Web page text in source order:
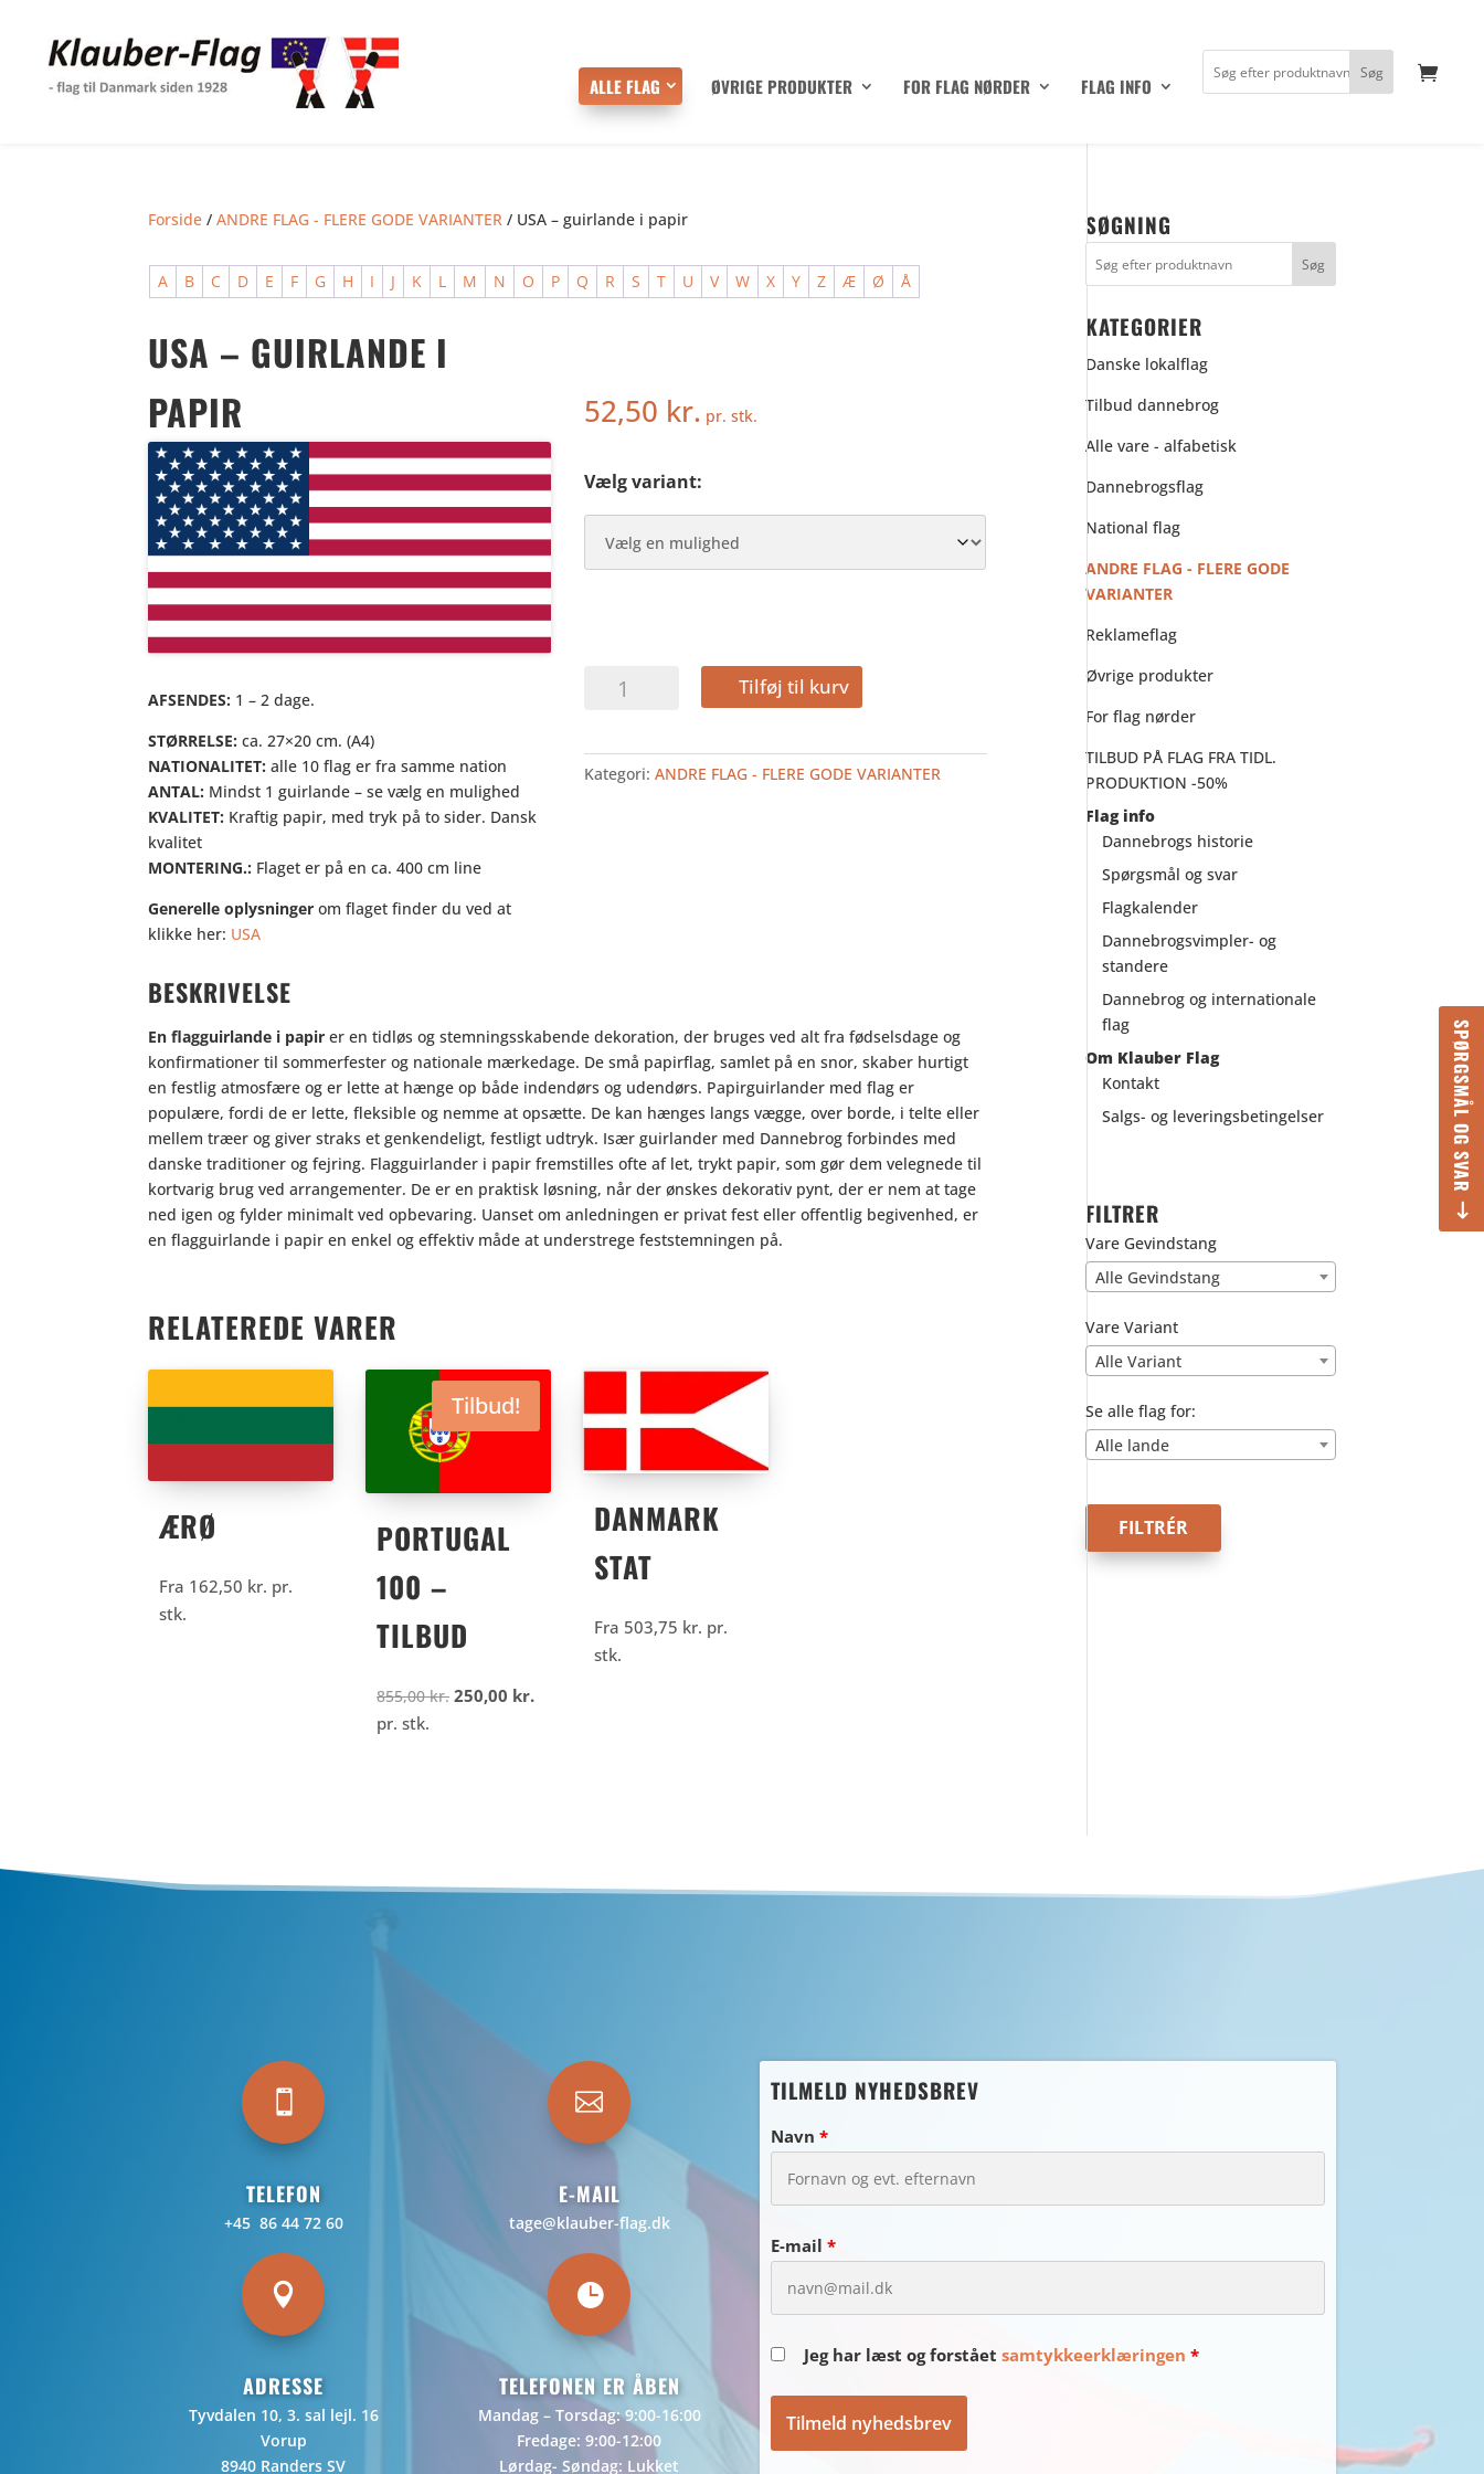
ALLE FLAG ØVRIGE PRODUKTER FOR FLAG NØRDER FLAG INFO
SPØRGSMÅL OG SVAR
Forside /ANDRE FLAG - FLERE GODE VARIANTER / USA – guirlande i papir
A B C D E F G H I J K L M N O P Q R S T U V W X Y Z Æ Ø Å
USA – GUIRLANDE I
PAPIR
AFSENDES: 1 – 2 dage.
STØRRELSE: ca. 27×20 cm. (A4)
NATIONALITET: alle 10 flag er fra samme nation
ANTAL: Mindst 1 guirlande – se vælg en mulighed
KVALITET: Kraftig papir, med tryk på to sider. Dansk
kvalitet
MONTERING.: Flaget er på en ca. 400 cm line
Generelle oplysninger om flaget finder du ved at
klikke her: USA
52,50 kr. pr. stk.
Vælg variant:
i
papir
Tilføj til kurv
Kategori:ANDRE FLAG - FLERE GODE VARIANTER
BESKRIVELSE
En flagguirlande i papir er en tidløs og stemningsskabende dekoration, der bruges ved alt fra fødselsdage og
konfirmationer til sommerfester og nationale mærkedage. De små papirflag, samlet på en snor, skaber hurtigt
en festlig atmosfære og er lette at hænge op både indendørs og udendørs. Papirguirlander med flag er
populære, fordi de er lette, fleksible og nemme at opsætte. De kan hænges langs vægge, over borde, i telte eller
mellem træer og giver straks et genkendeligt, festligt udtryk. Især guirlander med Dannebrog forbindes med
danske traditioner og fejring. Flagguirlander i papir fremstilles ofte af let, trykt papir, som gør dem velegnede til
kortvarig brug ved arrangementer. De er en praktisk løsning, når der ønskes dekorativ pynt, der er nem at tage
ned igen og fylder minimalt ved opbevaring. Uanset om anledningen er privat fest eller offentlig begivenhed, er
en flagguirlande i papir en enkel og effektiv måde at understrege feststemningen på.
RELATEREDE VARER
ÆRØ
Fra 162,50 kr. pr.
stk.
Tilbud!
PORTUGAL
100 –
TILBUD
855,00kr. Den
250,00 kr.Den
pr. stk.
DANMARK
STAT
Fra 503,75 kr. pr.
stk.
SØGNING
KATEGORIER
Danske lokalflag
Tilbud dannebrog
Alle vare - alfabetisk
Dannebrogsflag
National flag
ANDRE FLAG - FLERE GODE
VARIANTER
Reklameflag
Øvrige produkter
For flag nørder
TILBUD PÅ FLAG FRA TIDL.
PRODUKTION -50%
Flag info
Dannebrogs historie
Spørgsmål og svar
Flagkalender
Dannebrogsvimpler- og
standere
Dannebrog og internationale
flag
Om Klauber Flag
Kontakt
Salgs- og leveringsbetingelser
FILTRER
Vare Gevindstang
Alle Gevindstang
Vare Variant
Alle Variant
Se alle flag for:
Alle lande
FILTRÉR

TELEFON
+45 86 44 72 60

ADRESSE
Tyvdalen 10, 3. sal lejl. 16
Vorup
8940 Randers SV

E-MAIL
tage@klauber-flag.dk

TELEFONEN ER ÅBEN
Mandag – Torsdag: 9:00-16:00
Fredage: 9:00-12:00
Lørdag- Søndag: Lukket
TILMELD NYHEDSBREV
Navn*
E-mail*
Jeg har læst og forståetsamtykkeerklæringen *